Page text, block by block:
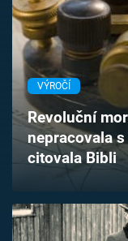
Pořady
TV Program
Časopis
Sledujte
VÝROČÍ
Revoluční
nepracovala
citovala Bibli